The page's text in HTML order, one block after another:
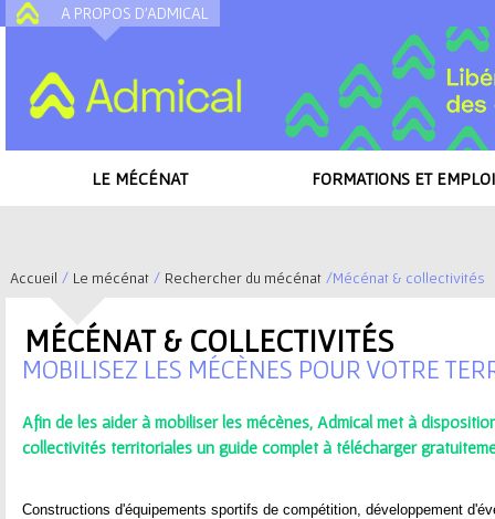
A PROPOS D'ADMICAL
LE MÉCÉNAT FORMATIONS ET
Accueil / Le mécénat / Rechercher du mécénat /Mécénat & collectivités
MÉCÉNAT & COLLECTIVITÉS
MOBILISEZ LES MÉCÈNES POUR VOTRE
Afin de les aider à mobiliser les mécènes, Admical met à
collectivités territoriales un guide complet à télécharger
Constructions d'équipements sportifs de compétition, développement